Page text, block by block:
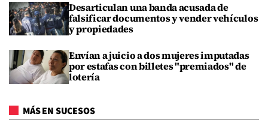
Desarticulan una banda acusada de
falsificar documentos y vender vehículos
y propiedades
Envían a juicio a dos mujeres imputadas
por estafas con billetes "premiados" de
lotería
MÁS EN SUCESOS